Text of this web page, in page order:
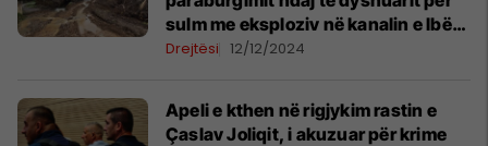
sulm me eksploziv në kanalin e Ibër-
Lepencit
Drejtësi 12/12/2024
Apeli e kthen në rigjykim rastin e
Çaslav Joliqit, i akuzuar për krime